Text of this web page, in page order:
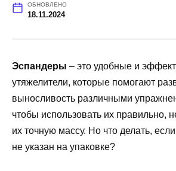
ОБНОВЛЕНО
18.11.2024
Эспандеры – это удобные и
утяжелители, которые помогают
выносливость различными
чтобы использовать их правильно,
их точную массу. Но что делать,
не указан на упаковке?